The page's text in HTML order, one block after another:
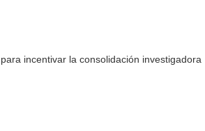
incentivar la consolidación investigadora